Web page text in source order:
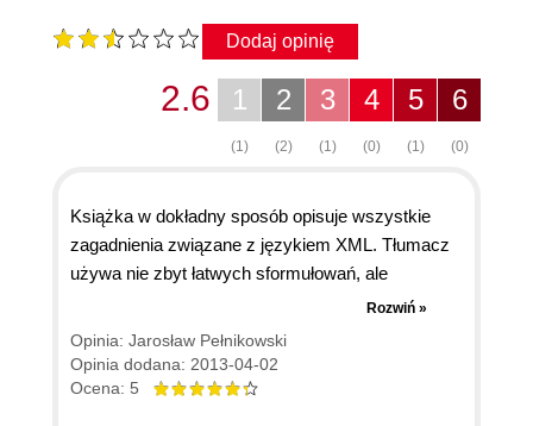
Dodaj opinię
6
(0)
5
(1)
4
(0)
3
(1)
2
(2)
1
(1)
2.6
Książka w dokładny sposób opisuje wszystkie
zagadnienia związane z językiem XML. Tłumacz
używa nie zbyt łatwych sformułowań, ale
wszystko da się zrozumieć bez problemów a co
najważniejsze informacje po ich przyswojeniu
zostają w głowie na bardzo długo - a o to chodzi. I
do tego jest obszerny leksykon, więc można
Rozwiń »
Opinia: Jarosław Pełnikowski
Opinia dodana: 2013-04-02
Ocena: 5